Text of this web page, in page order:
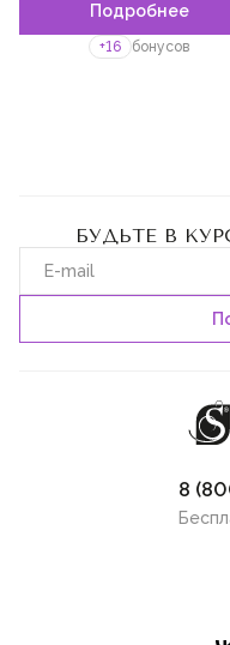
Подробнее
+16 бонусов
БУДЬТЕ В
8